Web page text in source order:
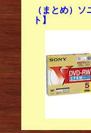
（まとめ）
ト】